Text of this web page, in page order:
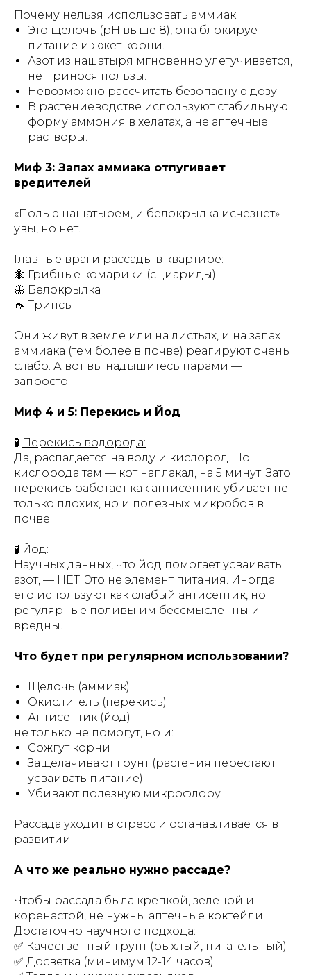
Почему нельзя использовать аммиак:
Это щелочь (pH выше 8), она блокирует
питание и жжет корни.
Азот из нашатыря мгновенно улетучивается,
не принося пользы.
Невозможно рассчитать безопасную дозу.
В растениеводстве используют стабильную
форму аммония в хелатах, а не аптечные
растворы.
Миф 3: Запах аммиака отпугивает
вредителей
«Полью нашатырем, и белокрылка исчезнет» —
увы, но нет.
Главные враги рассады в квартире:
🐜 Грибные комарики (сциариды)
🦋 Белокрылка
🦟 Трипсы
Они живут в земле или на листьях, и на запах
аммиака (тем более в почве) реагируют очень
слабо. А вот вы надышитесь парами —
запросто.
Миф 4 и 5: Перекись и Йод
🧪 Перекись водорода:
Да, распадается на воду и кислород. Но
кислорода там — кот наплакал, на 5 минут. Зато
перекись работает как антисептик: убивает не
только плохих, но и полезных микробов в
почве.
🧪 Йод:
Научных данных, что йод помогает усваивать
азот, — НЕТ. Это не элемент питания. Иногда
его используют как слабый антисептик, но
регулярные поливы им бессмысленны и
вредны.
Что будет при регулярном использовании?
Щелочь (аммиак)
Окислитель (перекись)
Антисептик (йод)
не только не помогут, но и:
Сожгут корни
Защелачивают грунт (растения перестают
усваивать питание)
Убивают полезную микрофлору
Рассада уходит в стресс и останавливается в
развитии.
А что же реально нужно рассаде?
Чтобы рассада была крепкой, зеленой и
коренастой, не нужны аптечные коктейли.
Достаточно научного подхода:
✅ Качественный грунт (рыхлый, питательный)
✅ Досветка (минимум 12-14 часов)